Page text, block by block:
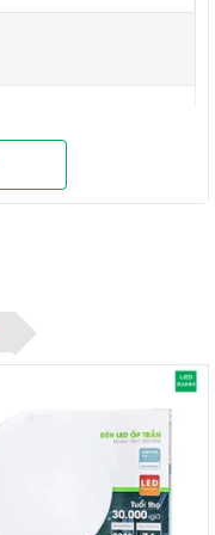
ốp trần tròn
được chi phí về lắp đặt
tín hàng đầu
từ các vật